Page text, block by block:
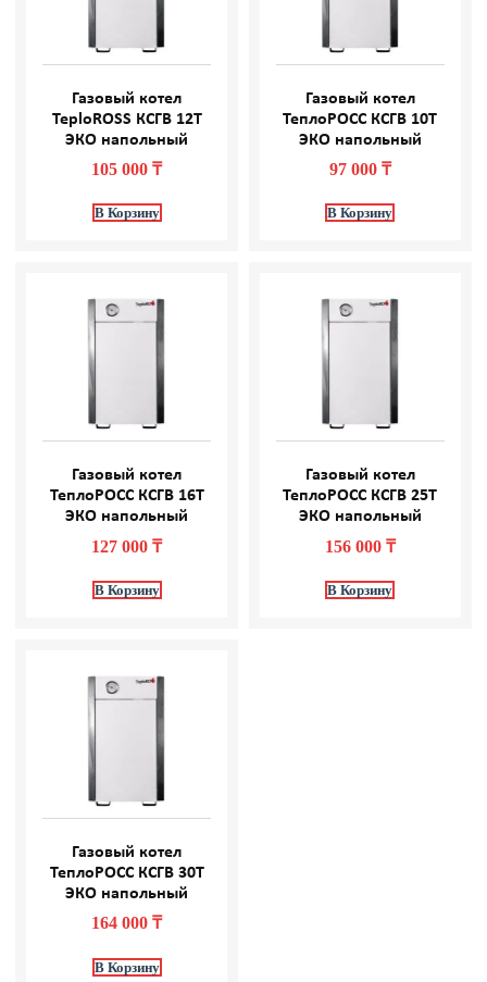
Газовый котел
TeploROSS КСГВ 12Т
ЭКО напольный
105 000₸
В Корзину
Газовый котел
ТеплоРОСС КСГВ 10Т
ЭКО напольный
97 000 ₸
В Корзину
Газовый котел
ТеплоРОСС КСГВ 16Т
ЭКО напольный
127 000₸
В Корзину
Газовый котел
ТеплоРОСС КСГВ 25Т
ЭКО напольный
156 000 ₸
В Корзину
Газовый котел
ТеплоРОСС КСГВ 30Т
ЭКО напольный
164 000₸
В Корзину